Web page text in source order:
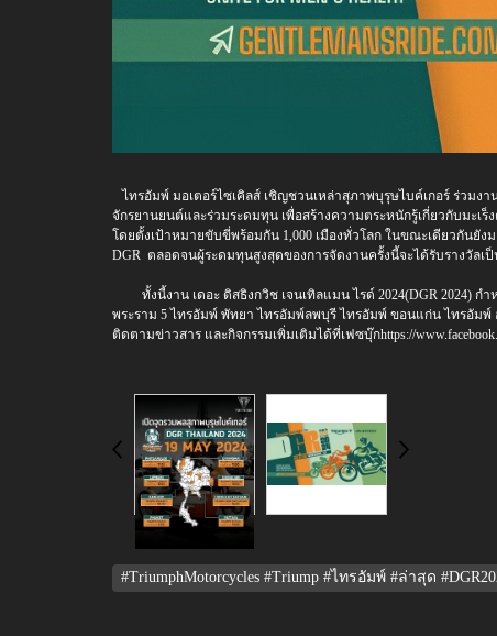
ไทรอัมพ์ มอเตอร์ไซเคิลส์ เชิญชวนเหล่าสุภาพบุรุษไบค์เกอร์ ร่วมง
จักรยานยนต์และร่วมระดมทุน เพื่อสร้างความตระหนักรู้เกี่ยวกับมะเ
โดยตั้งเป้าหมายขับขี่พร้อมกัน 1,000 เมืองทั่วโลก ในขณะเดียวกันยัง
DGR ตลอดจนผู้ระดมทุนสูงสุดของการจัดงานครั้งนี้จะได้รับรางวัลเป็
ทั้งนี้งาน เดอะ ดิสธิงกวิช เจนเทิลแมน ไรด์ 2024(DGR 2024)
พระราม 5 ไทรอัมพ์ พัทยา ไทรอัมพ์ลพบุรี ไทรอัมพ์ ขอนแก่น ไทรอัมพ์
ติดตามข่าวสาร และกิจกรรมเพิ่มเติมได้ที่เฟซบุ๊กhttps://
#TriumphMotorcycles #Triump #ไทรอัมพ์ #ล่าสุด